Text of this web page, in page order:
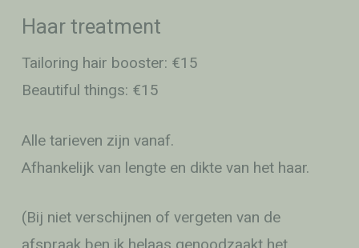
Haar treatment
Tailoring hair booster: €15
Beautiful things: €15
Alle tarieven zijn vanaf.
Afhankelijk van lengte en dikte van het haar.
(Bij niet verschijnen of vergeten van de